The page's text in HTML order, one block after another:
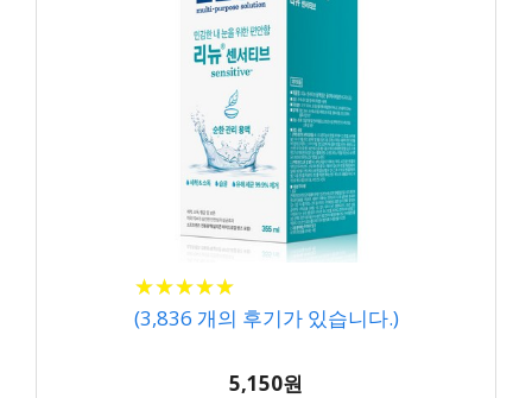
★★★★★
★★★★★
(3,836 개의 후기가 있습니다.)
5,150원